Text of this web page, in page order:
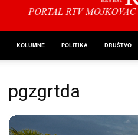
KOLUMNE POLITIKA DRUŠTVO
pgzgrtda